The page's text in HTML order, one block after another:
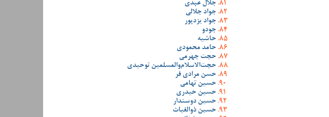
جلال عبدی
جواد جلالی
جواد یزدپور
جودو
حاشیه
حامد محمودی
حجت جهرمی
حجت‌الاسلام‌والمسلمین توحیدی
حسن مرادی فر
حسین تهامی
حسین حیدری
حسین دوستدار
حسین ذوالغیاث